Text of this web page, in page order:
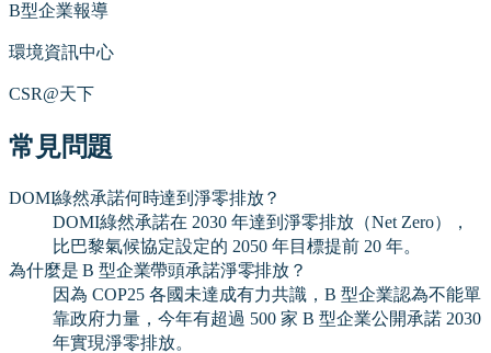
B型企業報導
環境資訊中心
CSR@天下
常見問題
DOMI綠然承諾何時達到淨零排放？
DOMI綠然承諾在 2030 年達到淨零排放（Net Zero），
比巴黎氣候協定設定的 2050 年目標提前 20 年。
為什麼是 B 型企業帶頭承諾淨零排放？
因為 COP25 各國未達成有力共識，B 型企業認為不能單
靠政府力量，今年有超過 500 家 B 型企業公開承諾 2030
年實現淨零排放。